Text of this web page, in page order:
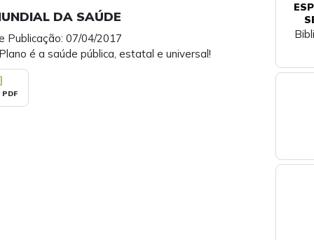
DA SAÚDE
Publicação: 07/04/2017
é a saúde pública, estatal e universal!
PDF